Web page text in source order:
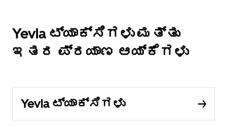
Yevla ಟ್ಯಾಕ್ಸಿಗಳು ಮತ್ತು
ಇತರ ಪ್ರಯಾಣ ಆಯ್ಕೆಗಳು
Yevla ಟ್ಯಾಕ್ಸಿಗಳು